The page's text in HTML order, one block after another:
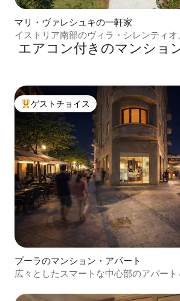
マリ・ヴァレシュキの一軒家
イストリア南部のヴィラ・シレンティオ
シー
エアコン付きのマンショ
大好評のゲストチョイスです。
ゲストチョイス
プーラのマンション・アパート
広々としたスマートな中心部のアパート